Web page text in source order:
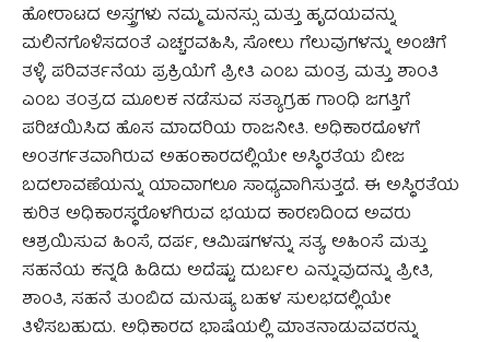
ಹೋರಾಟದ ಅಸ್ತ್ರಗಳು ನಮ್ಮ ಮನಸ್ಸು ಮತ್ತು ಹೃದಯವನ್ನು
ಮಲಿನಗೊಳಿಸದಂತೆ ಎಚ್ಚರವಹಿಸಿ, ಸೋಲು ಗೆಲುವುಗಳನ್ನು ಅಂಚಿಗೆ
ತಳ್ಳಿ, ಪರಿವರ್ತನೆಯ ಪ್ರಕ್ರಿಯೆಗೆ ಪ್ರೀತಿ ಎಂಬ ಮಂತ್ರ ಮತ್ತು ಶಾಂತಿ
ಎಂಬ ತಂತ್ರದ ಮೂಲಕ ನಡೆಸುವ ಸತ್ಯಾಗ್ರಹ ಗಾಂಧಿ ಜಗತ್ತಿಗೆ
ಪರಿಚಯಿಸಿದ ಹೊಸ ಮಾದರಿಯ ರಾಜನೀತಿ. ಅಧಿಕಾರದೊಳಗೆ
ಅಂತರ್ಗತವಾಗಿರುವ ಅಹಂಕಾರದಲ್ಲಿಯೇ ಅಸ್ಥಿರತೆಯ ಬೀಜ
ಬದಲಾವಣೆಯನ್ನು ಯಾವಾಗಲೂ ಸಾಧ್ಯವಾಗಿಸುತ್ತದೆ. ಈ ಅಸ್ಥಿರತೆಯ
ಕುರಿತ ಅಧಿಕಾರಸ್ಥರೊಳಗಿರುವ ಭಯದ ಕಾರಣದಿಂದ ಅವರು
ಆಶ್ರಯಿಸುವ ಹಿಂಸೆ, ದರ್ಪ, ಆಮಿಷಗಳನ್ನು ಸತ್ಯ, ಅಹಿಂಸೆ ಮತ್ತು
ಸಹನೆಯ ಕನ್ನಡಿ ಹಿಡಿದು ಅದೆಷ್ಟು ದುರ್ಬಲ ಎನ್ನುವುದನ್ನು ಪ್ರೀತಿ,
ಶಾಂತಿ, ಸಹನೆ ತುಂಬಿದ ಮನುಷ್ಯ ಬಹಳ ಸುಲಭದಲ್ಲಿಯೇ
ತಿಳಿಸಬಹುದು. ಅಧಿಕಾರದ ಭಾಷೆಯಲ್ಲಿ ಮಾತನಾಡುವವರನ್ನು